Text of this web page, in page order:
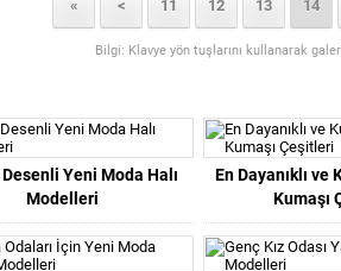
« < 11 12 13 14
Bilgi: Klavye yön tuşlarını kullanarak
Yeni Moda Halı
Modelleri
En Dayanıklı ve
Kumaşı